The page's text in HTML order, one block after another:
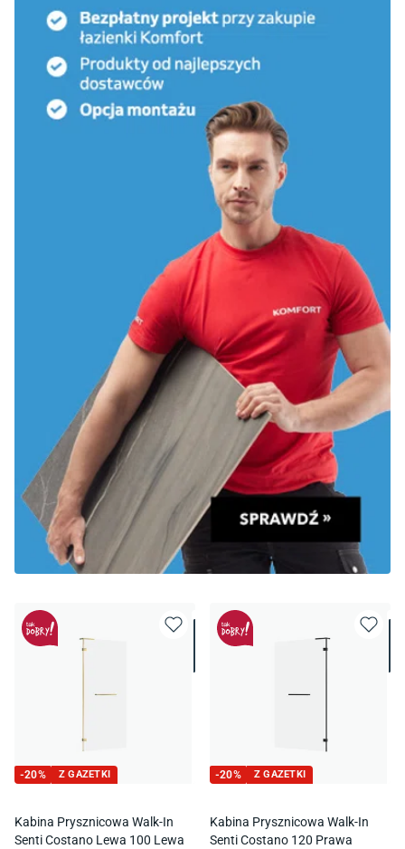
-20% Z GAZETKI
Kabina Prysznicowa Walk-In
Senti Costano Lewa 100 Lewa
-20% Z GAZETKI
Kabina Prysznicowa Walk-In
Senti Costano 120 Prawa